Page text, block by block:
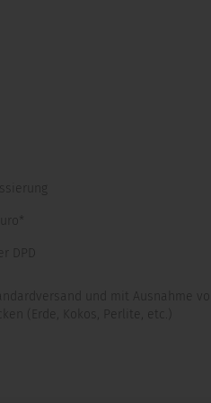
DPD
und mit Ausnahme von
(Erde, Kokos, Perlite, etc.)